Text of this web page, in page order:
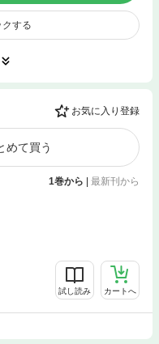
する
お気に入り登録
めて買う
1巻から | 最新刊から
試し読み カートへ